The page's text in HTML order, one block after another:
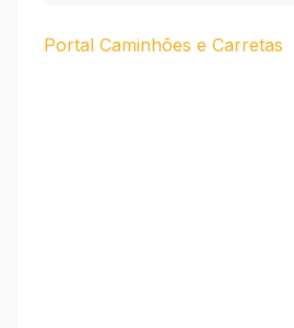
Portal Caminhões e Carretas